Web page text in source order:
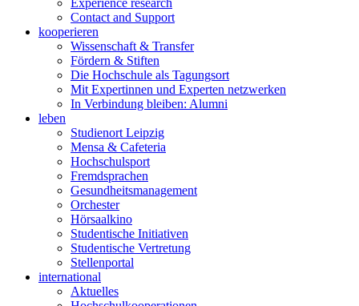
Experience research
Contact and Support
kooperieren
Wissenschaft & Transfer
Fördern & Stiften
Die Hochschule als Tagungsort
Mit Expertinnen und Experten netzwerken
In Verbindung bleiben: Alumni
leben
Studienort Leipzig
Mensa & Cafeteria
Hochschulsport
Fremdsprachen
Gesundheitsmanagement
Orchester
Hörsaalkino
Studentische Initiativen
Studentische Vertretung
Stellenportal
international
Aktuelles